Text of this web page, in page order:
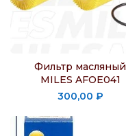
Фильтр масляный
MILES AFOE041
300,00 ₽